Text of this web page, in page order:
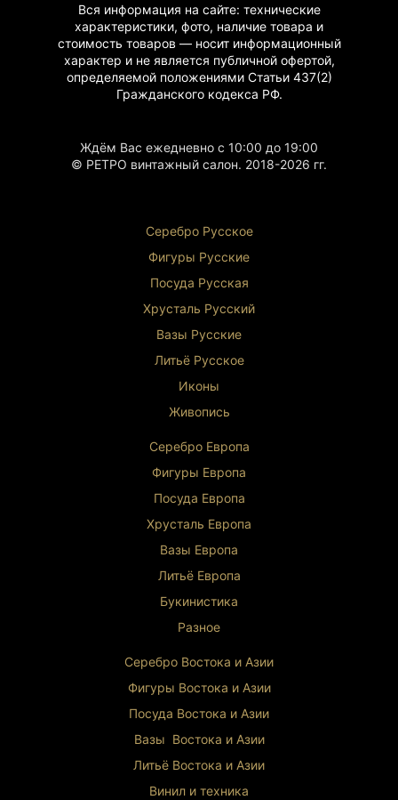
Вся информация на сайте: технические
характеристики, фото, наличие товара и
стоимость товаров — носит информационный
характер и не является публичной офертой,
определяемой положениями Статьи 437(2)
Гражданскогокодекса РФ.
Ждём Вас ежедневно с 10:00 до 19:00
© РЕТРО винтажный салон. 2018-2026 гг.
Серебро Русское
Фигуры Русские
Посуда Русская
Хрусталь Русский
Вазы Русские
Литьё Русское
Иконы
Живопись
Серебро Европа
Фигуры Европа
Посуда Европа
Хрусталь Европа
Вазы Европа
Литьё Европа
Букинистика
Разное
Серебро Востока и Азии
Фигуры Востока и Азии
Посуда Востока и Азии
Вазы Востока и Азии
Литьё Востока и Азии
Винил и техника